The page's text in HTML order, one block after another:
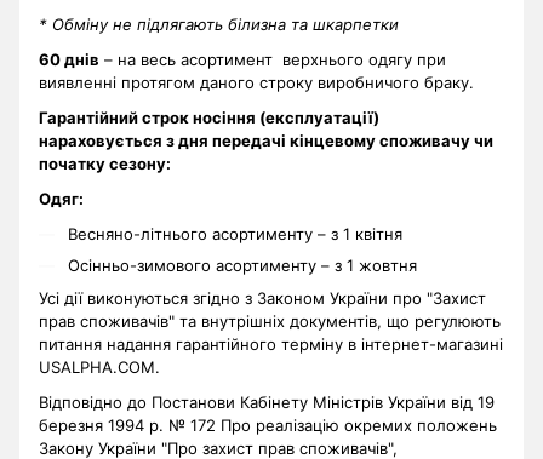
* Обміну не підлягають білизна та шкарпетки
60 днів – на весь асортимент верхнього одягу при
виявленні протягом даного строку виробничого браку.
Гарантійний строк носіння (експлуатації)
нараховується з дня передачі кінцевому споживачу чи
початку сезону:
Одяг:
Весняно-літнього асортименту – з 1 квітня
Осінньо-зимового асортименту – з 1 жовтня
Усі дії виконуються згідно з Законом України про "Захист
прав споживачів" та внутрішніх документів, що регулюють
питання надання гарантійного терміну в інтернет-магазині
USALPHA.COM.
Відповідно до Постанови Кабінету Міністрів України від 19
березня 1994 р. № 172 Про реалізацію окремих положень
Закону України "Про захист прав споживачів",